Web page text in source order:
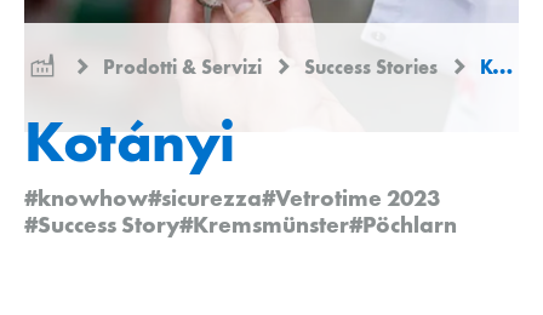
Prodotti & Servizi Success Stories Kotányi
Kotányi
#knowhow#sicurezza#Vetrotime 2023
#Success Story#Kremsmünster#Pöchlarn